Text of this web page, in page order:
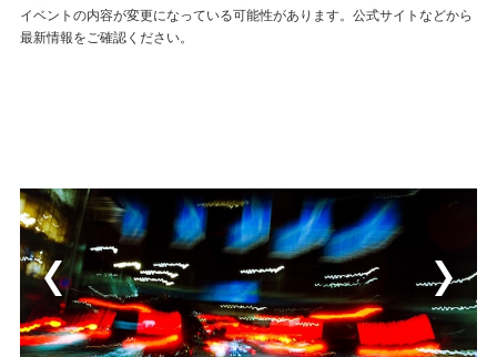
イベントの内容が変更になっている可能性があります。公式サイトなどから
最新情報をご確認ください。